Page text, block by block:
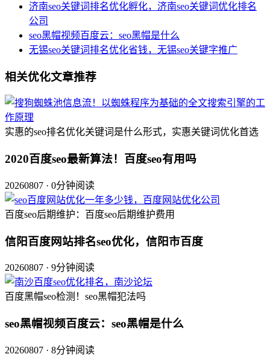
济南seo关键词排名优化孵化，济南seo关键词优化排名
公司
seo黑帽视频百度云：seo黑帽是什么
无锡seo关键词排名优化省钱，无锡seo关键字推广
相关优化文章推荐
实惠的seo排名优化关键词是什么形式，实惠关键词优化首选
2020百度seo最新算法！百度seo有用吗
20260807 · 0分钟阅读
百度seo后期维护：百度seo后期维护费用
信阳百度网站排名seo优化，信阳市百度
20260807 · 9分钟阅读
百度黑帽seo检测！seo黑帽犯法吗
seo黑帽视频百度云：seo黑帽是什么
20260807 · 8分钟阅读